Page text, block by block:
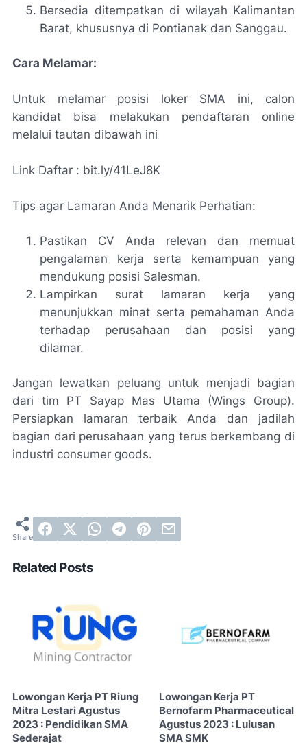
Bersedia ditempatkan di wilayah Kalimantan
Barat, khususnya di Pontianak dan Sanggau.
Cara Melamar:
Untuk melamar posisi loker SMA ini, calon
kandidat bisa melakukan pendaftaran online
melalui tautan dibawah ini
Link Daftar : bit.ly/41LeJ8K
Tips agar Lamaran Anda Menarik Perhatian:
Pastikan CV Anda relevan dan memuat
pengalaman kerja serta kemampuan yang
mendukung posisi Salesman.
Lampirkan surat lamaran kerja yang
menunjukkan minat serta pemahaman Anda
terhadap perusahaan dan posisi yang
dilamar.
Jangan lewatkan peluang untuk menjadi bagian
dari tim PT Sayap Mas Utama (Wings Group).
Persiapkan lamaran terbaik Anda dan jadilah
bagian dari perusahaan yang terus berkembang di
industri consumer goods.
Related Posts
Lowongan Kerja PT Riung
Mitra Lestari Agustus
2023 : Pendidikan SMA
Sederajat
Lowongan Kerja PT
Bernofarm Pharmaceutical
Agustus 2023 : Lulusan
SMA SMK